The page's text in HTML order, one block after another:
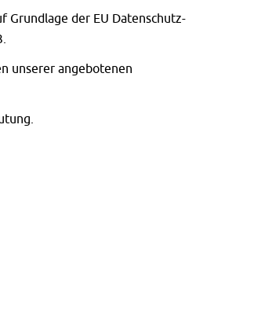
Grundlage der EU Datenschutz-
unserer angebotenen